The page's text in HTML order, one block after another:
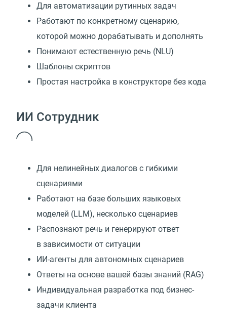
Для автоматизации рутинных задач
Работают по конкретному сценарию,
которой можно дорабатывать и дополнять
Понимают естественную речь (NLU)
Шаблоны скриптов
Простая настройка в конструкторе без кода
ИИ Сотрудник
Для нелинейных диалогов с гибкими
сценариями
Работают на базе больших языковых
моделей (LLM), несколько сценариев
Распознают речь и генерируют ответ
в зависимости от ситуации
ИИ-агенты для автономных сценариев
Ответы на основе вашей базы знаний (RAG)
Индивидуальная разработка под бизнес-
задачи клиента